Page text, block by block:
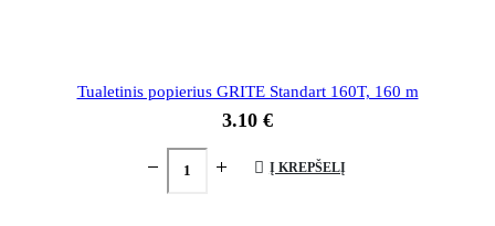
Tualetinis popierius GRITE Standart 160T, 160 m
3.10 €
Į KREPŠELĮ